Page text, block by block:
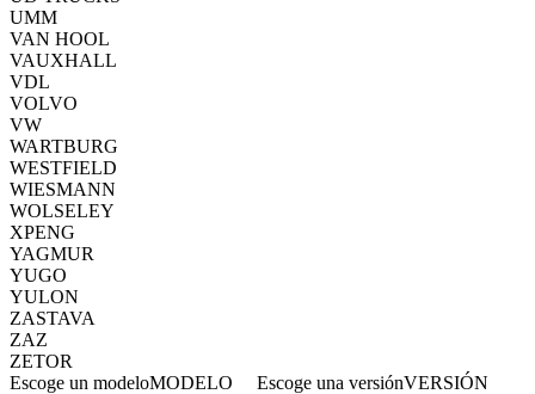
UMM
VAN HOOL
VAUXHALL
VDL
VOLVO
VW
WARTBURG
WESTFIELD
WIESMANN
WOLSELEY
XPENG
YAGMUR
YUGO
YULON
ZASTAVA
ZAZ
ZETOR
Escoge un modeloMODELO Escoge una versiónVERSIÓN